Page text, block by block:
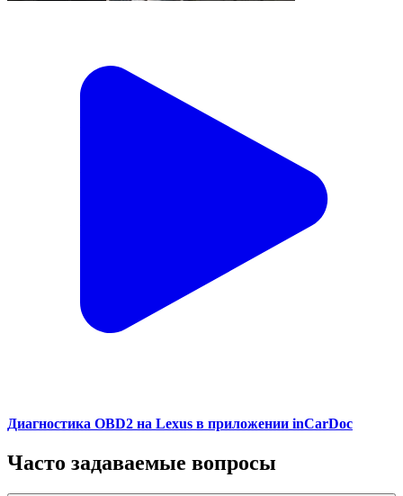
Диагностика OBD2 на Lexus в приложении inCarDoc
Часто задаваемые вопросы